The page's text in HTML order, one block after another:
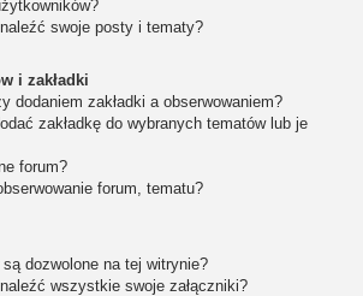
swoje posty i tematy?
i zakładki
dodaniem zakładki a obserwowaniem?
zakładkę do wybranych tematów lub je
forum?
forum, tematu?
dozwolone na tej witrynie?
wszystkie swoje załączniki?